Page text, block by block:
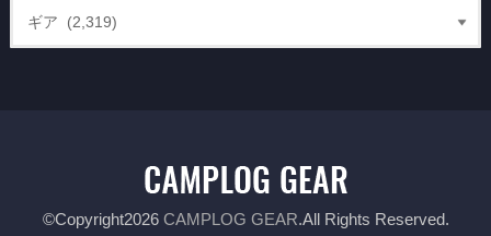
©Copyright2026 CAMPLOG GEAR.All Rights Reserved.